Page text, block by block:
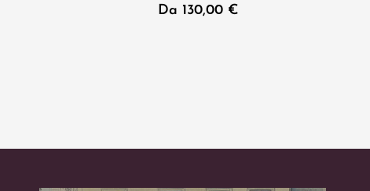
Da 130,00 €